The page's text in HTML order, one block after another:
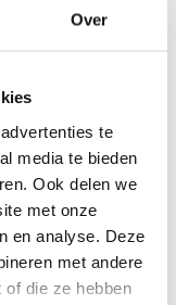
Over
te
media te bieden
Ook delen we
met onze
en analyse. Deze
met andere
die ze hebben
Het product is